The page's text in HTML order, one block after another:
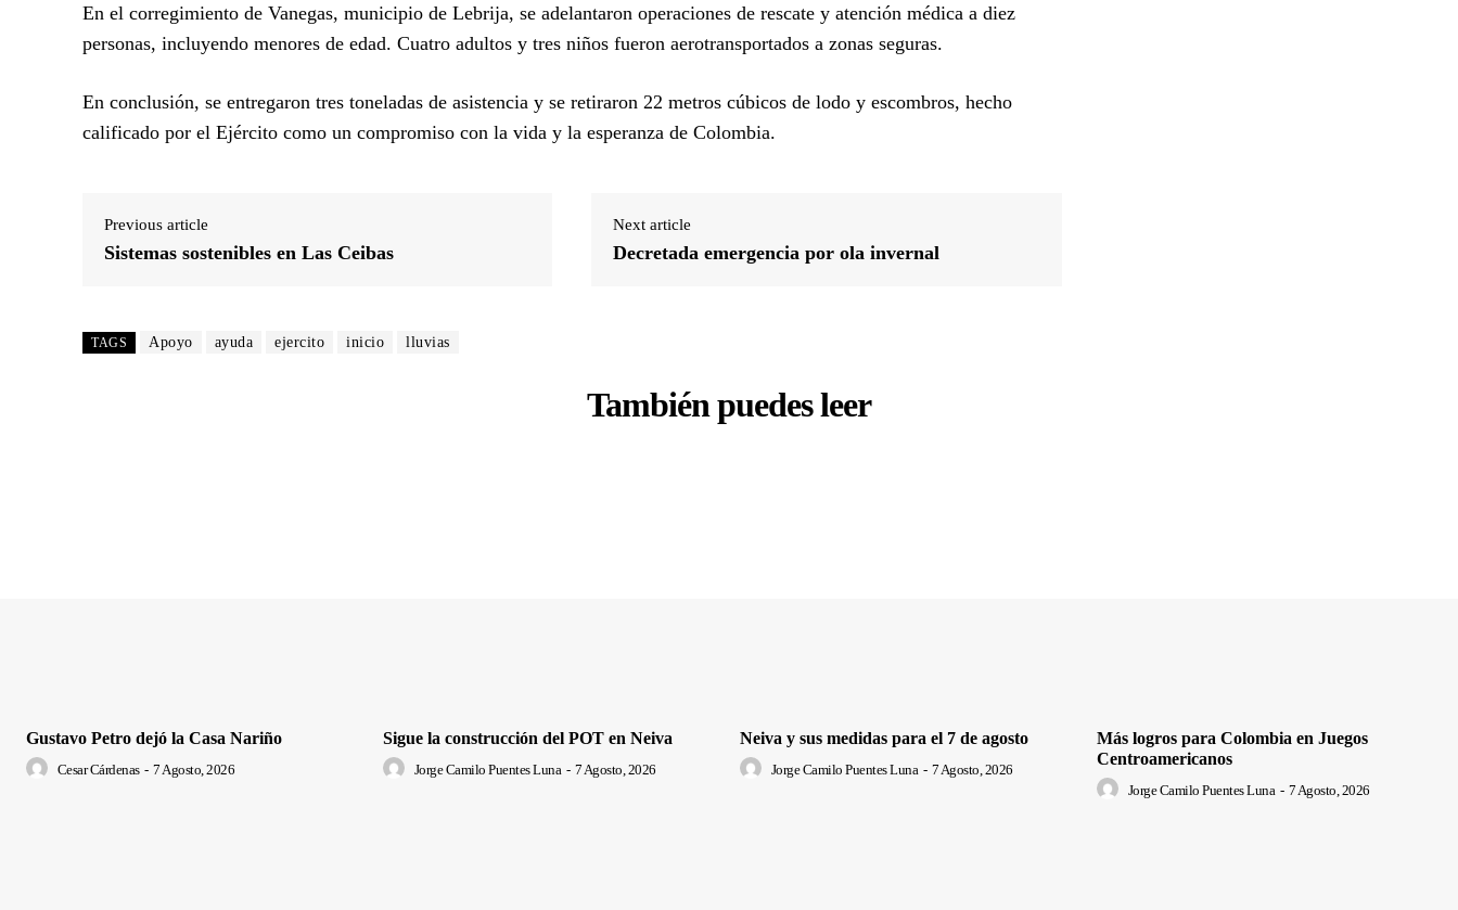
En el corregimiento de Vanegas, municipio de Lebrija, se adelantaron operaciones de rescate y atención médica a diez
personas, incluyendo menores de edad. Cuatro adultos y tres niños fueron aerotransportados a zonas seguras.
En conclusión, se entregaron tres toneladas de asistencia y se retiraron 22 metros cúbicos de lodo y escombros, hecho
calificado por el Ejército como un compromiso con la vida y la esperanza de Colombia.
Previous article
Sistemas sostenibles en Las Ceibas
Next article
Decretada emergencia por ola invernal
TAGS Apoyo ayuda ejercito inicio lluvias
También puedes leer
Gustavo Petro dejó la Casa Nariño
Cesar Cárdenas - 7 Agosto, 2026
Sigue la construcción del POT en Neiva
Jorge Camilo Puentes Luna - 7 Agosto, 2026
Neiva y sus medidas para el 7 de agosto
Jorge Camilo Puentes Luna - 7 Agosto, 2026
Más logros para Colombia en Juegos
Centroamericanos
Jorge Camilo Puentes Luna - 7 Agosto, 2026